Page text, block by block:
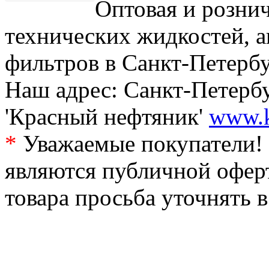
Оптовая и
технических жидкостей,
фильтров в Санкт-
Наш адрес: Санкт-
'Красный нефтяник'
* Уважаемые
являются публичной
товара просьба уточнять